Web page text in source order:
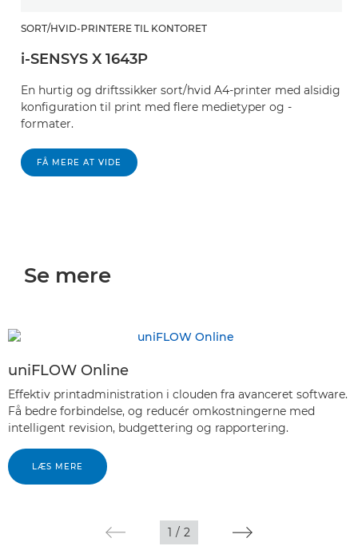
SORT/HVID-PRINTERE TIL KONTORET
i-SENSYS X 1643P
En hurtig og driftssikker sort/hvid A4-printer med alsidig
konfiguration til print med flere medietyper og -
formater.
FÅ MERE AT VIDE
Se mere
uniFLOW Online
Effektiv printadministration i clouden fra avanceret software.
Få bedre forbindelse, og reducér omkostningerne med
intelligent revision, budgettering og rapportering.
LÆS MERE
1 / 2